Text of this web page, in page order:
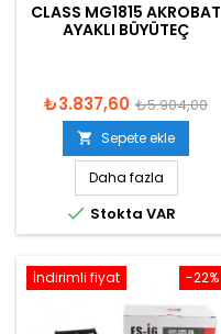
CLASS MG1815 AKROBAT
AYAKLI BÜYÜTEÇ
₺3.837,60 ₺5.904,00
 Sepete ekle
Daha fazla
 Stokta VAR
-22%
İndirimli fiyat